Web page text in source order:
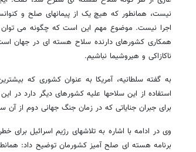
نیست، همانطور که هیچ یک از پیمانهای صلح و
اجرا نیست. موضوع مهم این است که چگونه می
همکاری کشورهای دارنده سلاح هسته ای در جهان
ناکازاکی و هیروشیما نباشیم.
به گفته سلطانیه، آمریکا به عنوان کشوری که
استفاده از این سلاحها علیه کشورهای دیگر دارد در
برای جبران جنایاتی که در زمان جنگ جهانی دوم از آن
وی در ادامه با اشاره به تلاشهای رژیم اسرائیل برای
برنامه هسته ای صلح آمیز کشورمان توضیح داد: